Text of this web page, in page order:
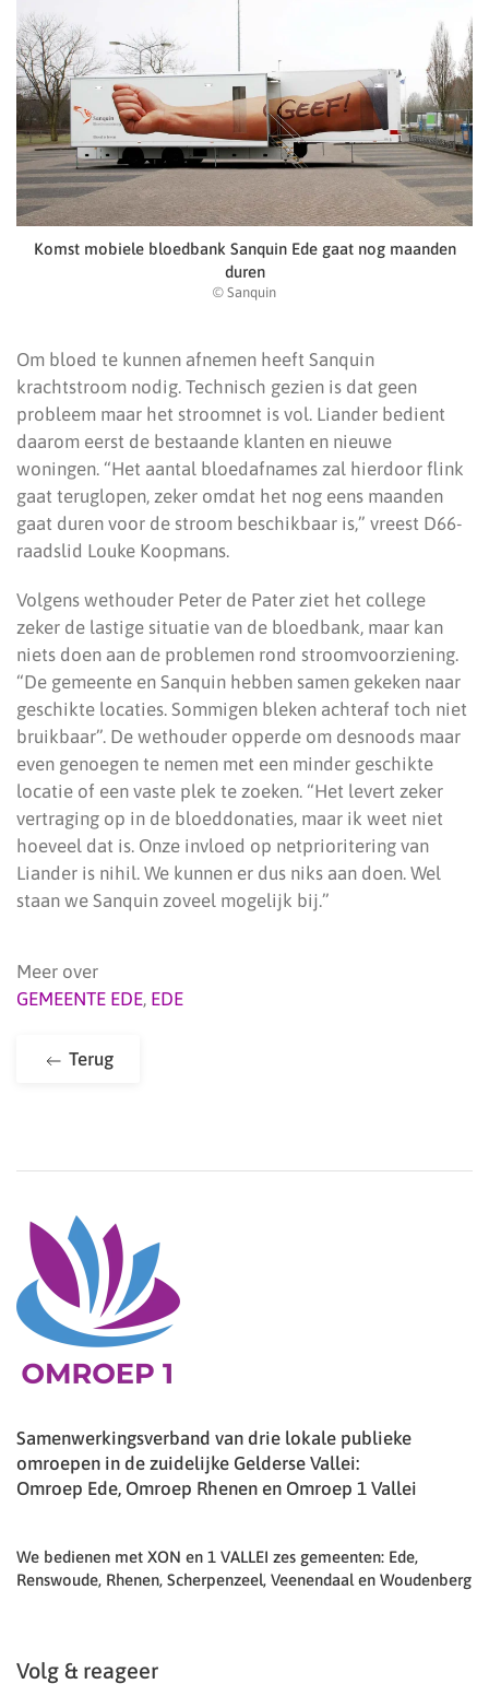
Komst mobiele bloedbank Sanquin Ede gaat nog maanden
duren
© Sanquin
Om bloed te kunnen afnemen heeft Sanquin
krachtstroom nodig. Technisch gezien is dat geen
probleem maar het stroomnet is vol. Liander bedient
daarom eerst de bestaande klanten en nieuwe
woningen. “Het aantal bloedafnames zal hierdoor flink
gaat teruglopen, zeker omdat het nog eens maanden
gaat duren voor de stroom beschikbaar is,” vreest D66-
raadslid Louke Koopmans.
Volgens wethouder Peter de Pater ziet het college
zeker de lastige situatie van de bloedbank, maar kan
niets doen aan de problemen rond stroomvoorziening.
“De gemeente en Sanquin hebben samen gekeken naar
geschikte locaties. Sommigen bleken achteraf toch niet
bruikbaar”. De wethouder opperde om desnoods maar
even genoegen te nemen met een minder geschikte
locatie of een vaste plek te zoeken. “Het levert zeker
vertraging op in de bloeddonaties, maar ik weet niet
hoeveel dat is. Onze invloed op netprioritering van
Liander is nihil. We kunnen er dus niks aan doen. Wel
staan we Sanquin zoveel mogelijk bij.”
Meer over
GEMEENTE EDE, EDE
Terug
Samenwerkingsverband van drie lokale publieke
omroepen in de zuidelijke Gelderse Vallei:
Omroep Ede, Omroep Rhenen en Omroep 1 Vallei
We bedienen met XON en 1 VALLEI zes gemeenten: Ede,
Renswoude, Rhenen, Scherpenzeel, Veenendaal en Woudenberg
Volg & reageer